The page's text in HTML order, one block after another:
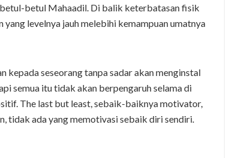
betul Mahaadil. Di balik keterbatasan fisik
levelnya jauh melebihi kemampuan umatnya
kepada seseorang tanpa sadar akan menginstal
semua itu tidak akan berpengaruh selama di
The last but least, sebaik-baiknya motivator,
tidak ada yang memotivasi sebaik diri sendiri.